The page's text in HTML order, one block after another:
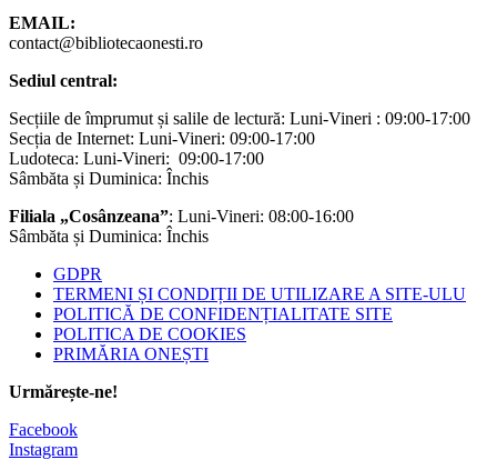
EMAIL:
contact@bibliotecaonesti.ro
Sediul central:
Secțiile de împrumut și salile de lectură: Luni-Vineri : 09:00-17:00
Secția de Internet: Luni-Vineri: 09:00-17:00
Ludoteca: Luni-Vineri: 09:00-17:00
Sâmbăta și Duminica: Închis
Filiala „Cosânzeana”: Luni-Vineri: 08:00-16:00
Sâmbăta și Duminica: Închis
GDPR
TERMENI ȘI CONDIȚII DE UTILIZARE A SITE-ULU
POLITICĂ DE CONFIDENȚIALITATE SITE
POLITICA DE COOKIES
PRIMĂRIA ONEȘTI
Urmărește-ne!
Facebook
Instagram